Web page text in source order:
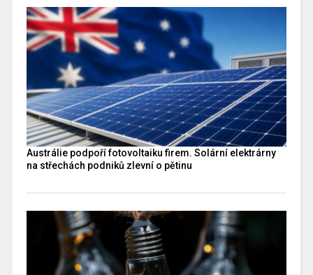
Austrálie podpoří fotovoltaiku firem. Solární elektrárny
na střechách podniků zlevní o pětinu